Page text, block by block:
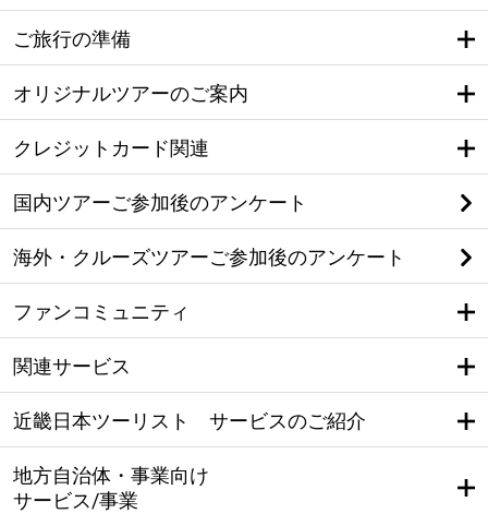
ご旅行の準備
オリジナルツアーのご案内
クレジットカード関連
国内ツアーご参加後のアンケート
海外・クルーズツアーご参加後のアンケート
ファンコミュニティ
関連サービス
近畿日本ツーリスト サービスのご紹介
地方自治体・事業向け
サービス/事業